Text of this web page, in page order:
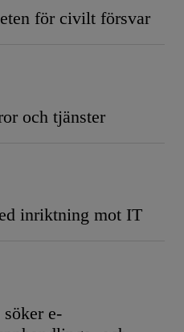
för civilt försvar
och tjänster
inriktning mot IT
e-